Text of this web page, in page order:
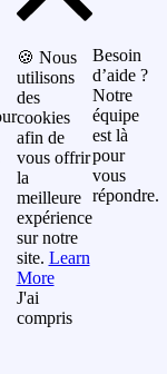
🍪 Nous
utilisons
des
cookies
afin de
vous offrir
la
meilleure
expérience
sur notre
site. Learn
More
J'ai
compris
Besoin
d’aide ?
Notre
équipe
est là
pour
vous
répondre.